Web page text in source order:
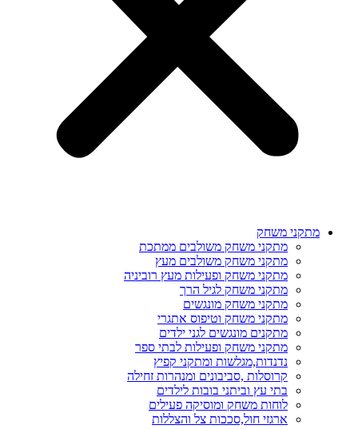
מתקני משחק
מתקני משחק משולבים ממתכת
מתקני משחק משולבים מעץ
מתקני משחק ופעילות מעץ רוביניה
מתקני משחק לגיל הרך
מתקני משחק מונגשים
מתקני משחק וטיפוס אתגרי
מתקנים מונגשים לגני ילדים
מתקני משחק ופעילות לבתי ספר
נדנדות,מגלשות ומתקני קפיץ
קרוסלות ,סביבונים ומנהרות זחילה
בתי עץ וביתני בובות לילדים
לוחות משחק ומוסיקה פעילים
ארגזי חול,סככות צל והצללות